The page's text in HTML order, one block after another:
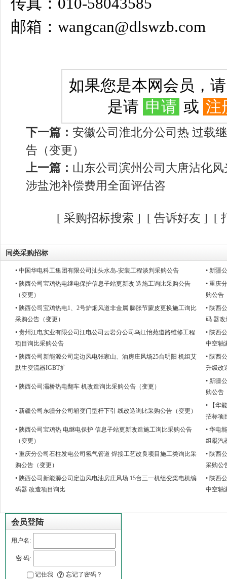
邮箱：wangcan@dlswzb.com
如果您是本网会员，
是请 申请 或 注
下一篇： 安徽公司淮北分公司热 过载
告（变更）
上一篇： 山东公司滨州公司大唐沾化
涉盐池补偿费用全面评估咨
[ 采购招标搜索 ] [ 告诉好友 ] [
同类采购招标
• 中国华电科工集团有限公司汕头水岛-安装工程谈判采购公告
• 新疆
• 陕西公司宝鸡热电继电保护信息子站更新改 造施工询比采购公告
（变更）
• 重庆
购公告
• 陕西公司宝鸡热电1、2号炉烟风道非金属 膨胀节蒙皮更换施工询比
采购公告（变更）
• 陕西
码 器改
• 贵州江电实业有限公司江电公司云岩分公司乌江怡苑道路维修工程
项目询比采购公告
• 陕西
中空轴
• 陕西公司新能源公司定边风电张家山、油房庄风场25台明阳 机组艾
默生变流器IGBT扩
• 陕西
升级改
• 陕西公司灞桥热电翻车 机改造询比采购公告（变更）
• 新疆
购公告
• 新疆公司东疆分公司箱变门型杆下引 线改造询比采购公告（变更）
• 【华
招标项
• 陕西公司宝鸡热 电继电保护 信息子站更新改造施工询比采购公告
（变更）
• 华电
组凝汽
• 重庆分公司石柱发电公司氢气管道 焊接工艺改良项目施工类询比采
购公告（变更）
• 陕西
采购公
• 陕西公司新能源公司定边风电油房庄风场 15台三一机组变桨电机编
码器 改造项目询比
• 陕西
中空轴
会员登陆
用户名:
密 码:
记住我 忘记了密码？